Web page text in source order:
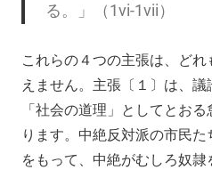
る。」（1vi-1vii）
これらの４つの主張は、ど
えません。主張〔１〕は、
「社会の道理」としてとお
ります。中絶反対派の市民
をもって、中絶がむしろ奴